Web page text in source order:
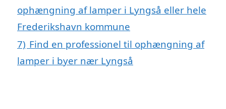
ophængning af lamper i Lyngså eller hele
Frederikshavn kommune
7) Find en professionel til ophængning af
lamper i byer nær Lyngså